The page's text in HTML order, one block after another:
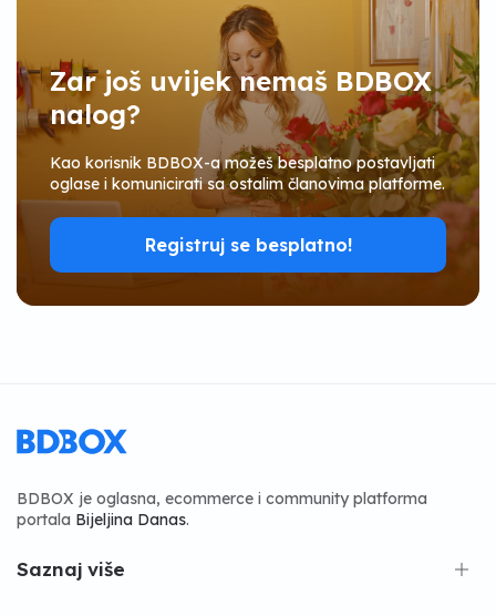
Zar još uvijek nemaš BDBOX
nalog?
Kao korisnik BDBOX-a možeš besplatno postavljati
oglase i komunicirati sa ostalim članovima platforme.
Registruj se besplatno!
BDBOX je oglasna, ecommerce i community platforma
portala Bijeljina Danas.
Saznaj više